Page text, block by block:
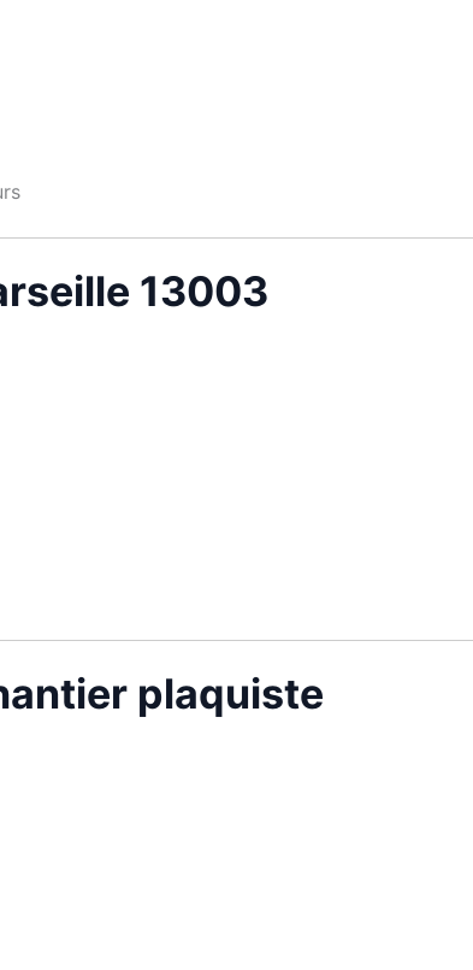
13003
plaquiste